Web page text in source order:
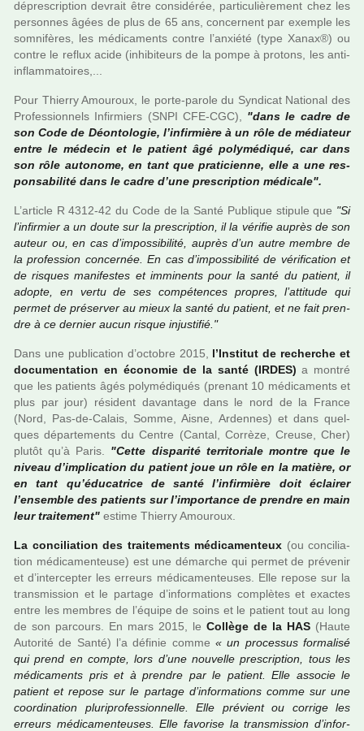
dépres­crip­tion devrait être consi­dé­rée, par­ti­cu­liè­re­ment chez les
per­son­nes âgées de plus de 65 ans, concer­nent par exem­ple les
som­ni­fè­res, les médi­ca­ments contre l’anxiété (type Xanax®) ou
contre le reflux acide (inhi­bi­teurs de la pompe à pro­tons, les anti-
inflam­ma­toi­res,...
Pour Thierry Amouroux, le porte-parole du Syndicat National des
Professionnels Infirmiers (SNPI CFE-CGC), "dans le cadre de
son Code de Déontologie, l’infir­mière à un rôle de média­teur
entre le méde­cin et le patient âgé poly­mé­di­qué, car dans
son rôle auto­nome, en tant que pra­ti­cienne, elle a une res­
pon­sa­bi­lité dans le cadre d’une pres­crip­tion médi­cale".
L’arti­cle R 4312-42 du Code de la Santé Publique sti­pule que "Si
l’infir­mier a un doute sur la pres­crip­tion, il la véri­fie auprès de son
auteur ou, en cas d’impos­si­bi­lité, auprès d’un autre membre de
la pro­fes­sion concer­née. En cas d’impos­si­bi­lité de véri­fi­ca­tion et
de ris­ques mani­fes­tes et immi­nents pour la santé du patient, il
adopte, en vertu de ses com­pé­ten­ces pro­pres, l’atti­tude qui
permet de pré­ser­ver au mieux la santé du patient, et ne fait pren­
dre à ce der­nier aucun risque injus­ti­fié."
Dans une publi­ca­tion d’octo­bre 2015,
l’Institut de recher­che et
docu­men­ta­tion en économie de la santé (IRDES) a montré
que les patients âgés poly­mé­di­qués (pre­nant 10 médi­ca­ments et
plus par jour) rési­dent davan­tage dans le nord de la France
(Nord, Pas-de-Calais, Somme, Aisne, Ardennes) et dans quel­
ques dépar­te­ments du Centre (Cantal, Corrèze, Creuse, Cher)
plutôt qu’à Paris. "Cette dis­pa­rité ter­ri­to­riale montre que le
niveau d’impli­ca­tion du patient joue un rôle en la matière, or
en tant qu’éducatrice de santé l’infir­mière doit éclairer
l’ensem­ble des patients sur l’impor­tance de pren­dre en main
leur trai­te­ment" estime Thierry Amouroux.
La conci­lia­tion des trai­te­ments médi­ca­men­teux (ou conci­lia­
tion médi­ca­men­teuse) est une démar­che qui permet de pré­ve­nir
et d’inter­cep­ter les erreurs médi­ca­men­teu­ses. Elle repose sur la
trans­mis­sion et le par­tage d’infor­ma­tions com­plè­tes et exac­tes
entre les mem­bres de l’équipe de soins et le patient tout au long
de son par­cours. En mars 2015, le Collège de la HAS (Haute
Autorité de Santé) l’a défi­nie comme « un pro­ces­sus for­ma­lisé
qui prend en compte, lors d’une nou­velle pres­crip­tion, tous les
médi­ca­ments pris et à pren­dre par le patient. Elle asso­cie le
patient et repose sur le par­tage d’infor­ma­tions comme sur une
coor­di­na­tion plu­ri­pro­fes­sion­nelle. Elle pré­vient ou cor­rige les
erreurs médi­ca­men­teu­ses. Elle favo­rise la trans­mis­sion d’infor­